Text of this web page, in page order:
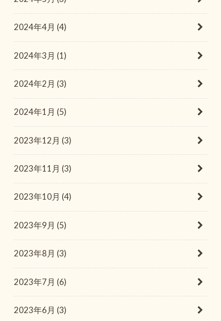
2024年4月 (4)
2024年3月 (1)
2024年2月 (3)
2024年1月 (5)
2023年12月 (3)
2023年11月 (3)
2023年10月 (4)
2023年9月 (5)
2023年8月 (3)
2023年7月 (6)
2023年6月 (3)